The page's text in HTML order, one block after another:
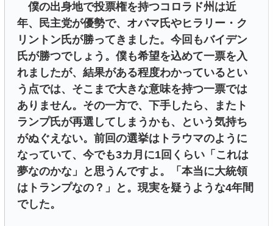
僕の出身地で投票権を持つコロラド州は近
年、民主党が優勢で、オバマ氏やヒラリー・ク
リントン氏が勝ってきました。今回もバイデン
氏が勝つでしょう。僕も希望を込めて一票を入
れましたが、結果がある程度わかっているとい
う点では、そこまで大きな意味を持つ一票では
ありません。その一方で、下手したら、またト
ランプ氏が再選してしまうかも、という気持ち
がぬぐえない。前回の選挙はトラウマのように
なっていて、今でも3カ月に1回くらい「これは
夢なのかな」と思うんですよ。「本当に大統領
はトランプなの？」と。現実を疑うような4年間
でした。